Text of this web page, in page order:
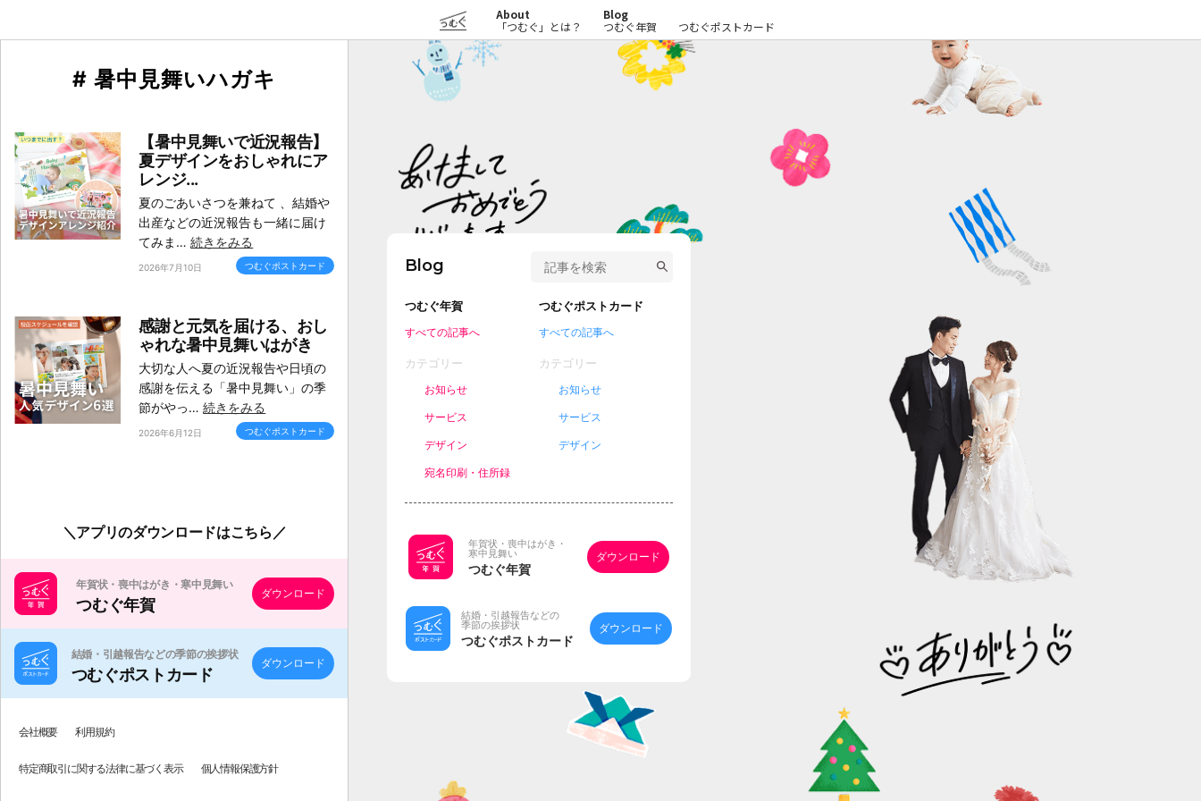
つむぐ
About
「つむぐ」とは？
Blog
つむぐ年賀
つむぐポストカード
# 暑中見舞いハガキ
【暑中見舞いで近況報告】
夏デザインをおしゃれにア
レンジ...
夏のごあいさつを兼ねて 、結婚や
出産などの近況報告も一緒に届け
てみま…続きをみる
2026年7月10日 つむぐポストカード
感謝と元気を届ける、おし
ゃれな暑中見舞いはがき
大切な人へ夏の近況報告や日頃の
感謝を伝える「暑中見舞い」の季
節がやっ…続きをみる
2026年6月12日 つむぐポストカード
アプリのダウンロードはこちら
年賀状・喪中はがき・寒中見舞い
つむぐ年賀
ダウンロード
結婚・引越報告などの季節の挨拶状
つむぐポストカード
ダウンロード
会社概要 利用規約
特定商取引に関する法律に基づく表示 個人情報保護方針
Blog
つむぐ年賀
すべての記事へ
カテゴリー
お知らせ
サービス
デザイン
宛名印刷・住所録
つむぐポストカード
すべての記事へ
カテゴリー
お知らせ
サービス
デザイン
年賀状・喪中はがき・
寒中見舞い
つむぐ年賀
ダウンロード
結婚・引越報告などの
季節の挨拶状
つむぐポストカード
ダウンロード